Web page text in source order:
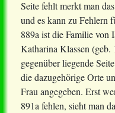
Seite fehlt merkt man
und es kann zu Fehlern
889a ist die Familie von
Katharina Klassen
gegenüber liegende
die dazugehörige Orte
Frau angegeben. Erst
891a fehlen, sieht man